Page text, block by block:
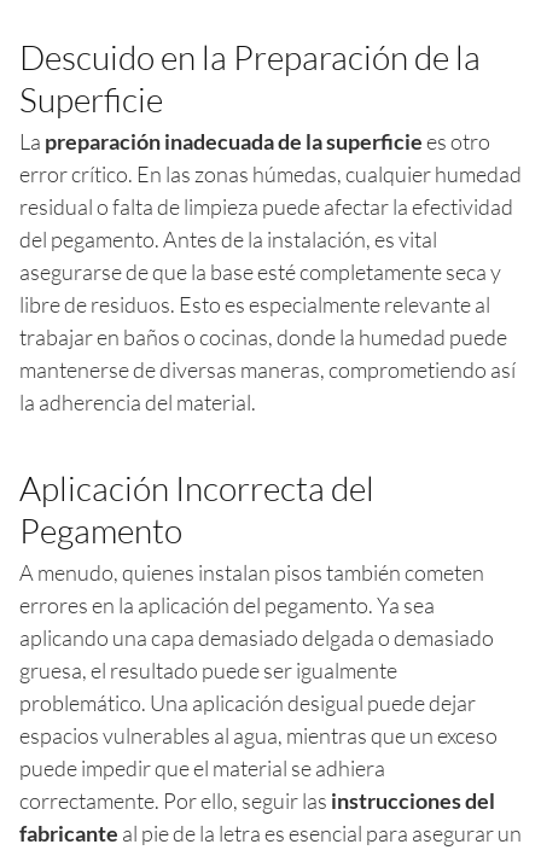
Descuido en la Preparación de la
Superficie
La preparación inadecuada de la superficiees otro
error crítico. En las zonas húmedas, cualquier humedad
residual o falta de limpieza puede afectar la efectividad
del pegamento. Antes de la instalación, es vital
asegurarse de que la base esté completamente seca y
libre de residuos. Esto es especialmente relevante al
trabajar en baños o cocinas, donde la humedad puede
mantenerse de diversas maneras, comprometiendo así
la adherencia del material.
Aplicación Incorrecta del
Pegamento
A menudo, quienes instalan pisos también cometen
errores en la aplicación del pegamento. Ya sea
aplicando una capa demasiado delgada o demasiado
gruesa, el resultado puede ser igualmente
problemático. Una aplicación desigual puede dejar
espacios vulnerables al agua, mientras que un exceso
puede impedir que el material se adhiera
correctamente. Por ello, seguir las instrucciones del
fabricante al pie de la letra es esencial para asegurar un